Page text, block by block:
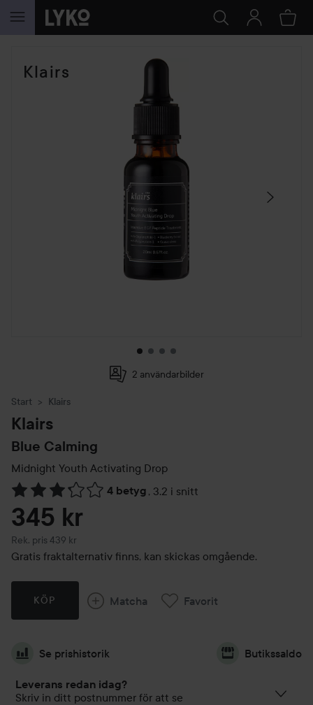
HOPPA TILL INNEHÅLLET
Klairs
HOPPA ÖVER SEKTIONEN
2 användarbilder
Start Klairs
Klairs
Blue Calming
Midnight Youth Activating Drop
4 betyg , 3.2 i snitt
Hoppa till Betyg & kommentarer
345 kr
Rek. pris 439 kr
Rekommenderat pris 439 kr
Gratis fraktalternativ finns, kan skickas omgående.
KÖP Matcha Favorit
Se prishistorik Butikssaldo
Leverans redan idag?
Skriv in ditt postnummer för att se